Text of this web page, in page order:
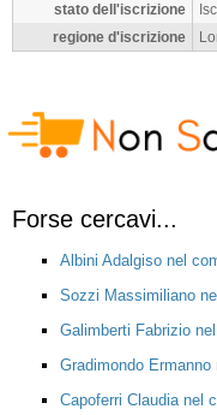
stato dell'iscrizione
regione d'iscrizione
Forse cercavi...
Albini Adalgiso nel
Sozzi Massimiliano
Galimberti Fabrizio
Gradimondo
Capoferri Claudia nel